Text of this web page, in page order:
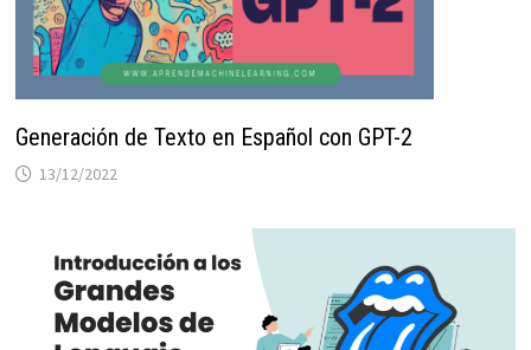
Generación de Texto en Español con GPT-2
13/12/2022